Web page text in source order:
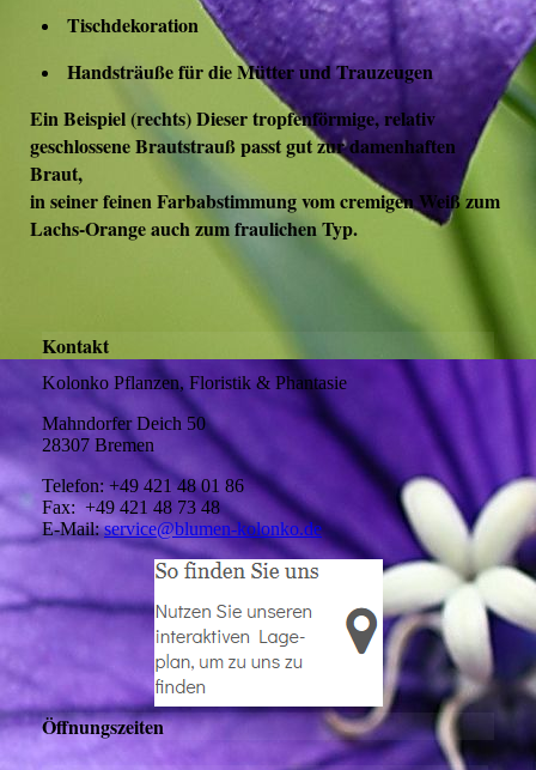
Tischdekoration
Handsträuße für die Mütter und Trauzeugen
Ein Beispiel (rechts) Dieser tropfenförmige, relativ
geschlossene Brautstrauß passt gut zur damenhaften
Braut,
in seiner feinen Farbabstimmung vom cremigen Weiß zum
Lachs-Orange auch zum fraulichen Typ.
Kontakt
Kolonko Pflanzen, Floristik & Phantasie
Mahndorfer Deich 50
28307 Bremen
Telefon: +49 421 48 01 86
Fax: +49 421 48 73 48
E-Mail:service@blumen-kolonko.de
Öffnungszeiten